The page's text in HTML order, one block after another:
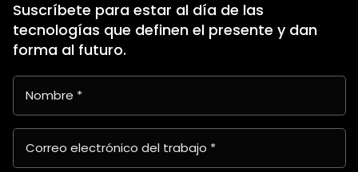
Suscríbete para estar al día de las
tecnologías que definen el presente y dan
forma al futuro.